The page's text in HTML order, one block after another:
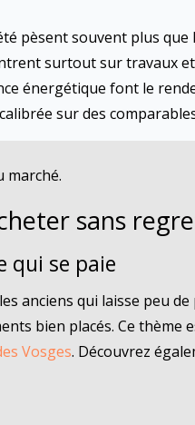
pèsent souvent plus que
surtout sur travaux
énergétique font le
sur des
marché.
sans
qui se paie
anciens qui laisse peu de
bien placés. Ce thème
Vosges. Découvrez